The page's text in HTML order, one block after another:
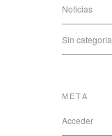
Noticias
Sin categoría
META
Acceder